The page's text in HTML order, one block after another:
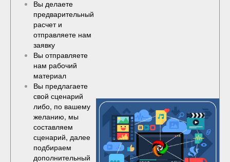
Вы делаете
предварительный
расчет и
отправляете нам
заявку
Вы отправляете
нам рабочий
материал
Вы предлагаете
свой сценарий
либо, по вашему
желанию, мы
составляем
сценарий, далее
подбираем
дополнительный